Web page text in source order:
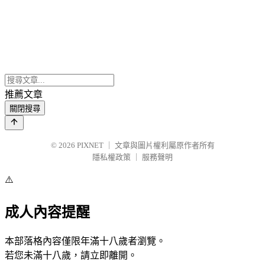
推薦文章
關閉搜尋
© 2026 PIXNET
文章與圖片權利屬原作者所有
隱私權政策
服務聲明
⚠️
成人內容提醒
本部落格內容僅限年滿十八歲者瀏覽。
若您未滿十八歲，請立即離開。